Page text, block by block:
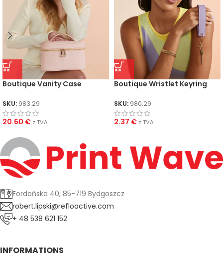
Boutique Vanity Case
SKU: 983.29
20.60 € z TVA
Boutique Wristlet Keyring
SKU: 980.29
2.37 € z TVA
Fordońska 40, 85-719 Bydgoszcz
robert.lipski@refloactive.com
+ 48 538 621 152
INFORMATIONS